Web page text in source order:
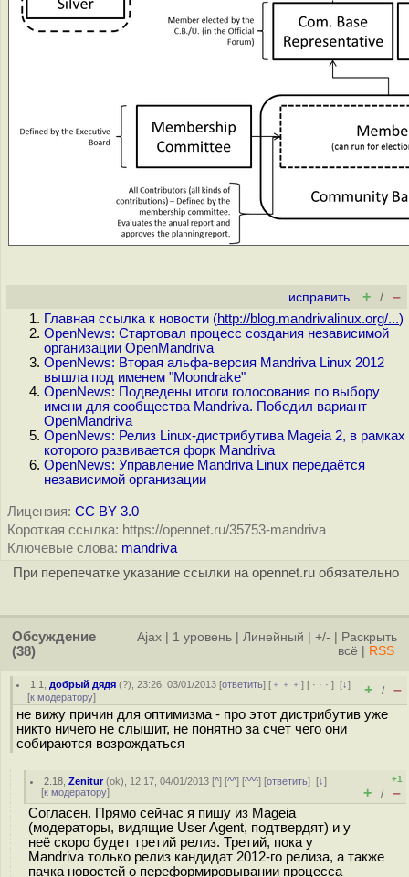
исправить + / –
Главная ссылка к новости (http://blog.mandrivalinux.org/...)
OpenNews: Стартовал процесс создания независимой
организации OpenMandriva
OpenNews: Вторая альфа-версия Mandriva Linux 2012
вышла под именем "Moondrake"
OpenNews: Подведены итоги голосования по выбору
имени для сообщества Mandriva. Победил вариант
OpenMandriva
OpenNews: Релиз Linux-дистрибутива Mageia 2, в рамках
которого развивается форк Mandriva
OpenNews: Управление Mandriva Linux передаётся
независимой организации
Лицензия: CC BY 3.0
Короткая ссылка: https://opennet.ru/35753-mandriva
Ключевые слова: mandriva
При перепечатке указание ссылки на opennet.ru обязательно
Обсуждение
(38)
Ajax 1 уровень Линейный +/-
Раскрыть
всё
RSS
1.1 добрый дядя (?), 23:26, 03/01/2013 [ответить] [ ﹢﹢﹢] [ · · ·][↓]
[к модератору] + / –
не вижу причин для оптимизма - про этот дистрибутив уже
никто ничего не слышит, не понятно за счет чего они
собираются возрождаться
2.18 ,Zenitur(ok), 12:17, 04/01/2013 [^] [^^] [^^^] [ответить][↓]
[к модератору]
+1
+ / –
Согласен. Прямо сейчас я пишу из Mageia
(модераторы, видящие User Agent, подтвердят) и у
неё скоро будет третий релиз. Третий, пока у
Mandriva только релиз кандидат 2012-го релиза, а также
пачка новостей о переформировывании процесса